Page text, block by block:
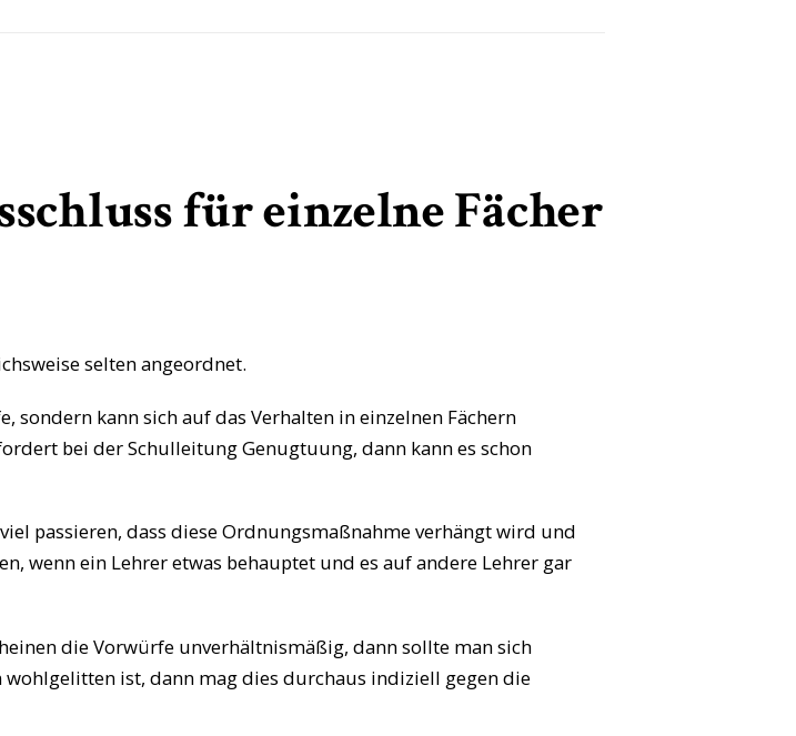
für einzelne Fächer
selten angeordnet.
kann sich auf das Verhalten in einzelnen Fächern
bei der Schulleitung Genugtuung, dann kann es schon
passieren, dass diese Ordnungsmaßnahme verhängt wird und
wenn ein Lehrer etwas behauptet und es auf andere Lehrer gar
die Vorwürfe unverhältnismäßig, dann sollte man sich
ist, dann mag dies durchaus indiziell gegen die